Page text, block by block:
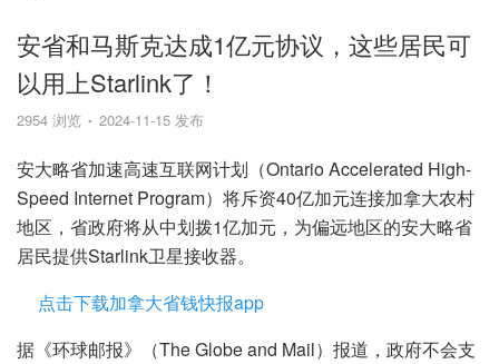
安省和马斯克达成1亿元协议，这些居民可
以用上Starlink了！
2954 浏览 2024-11-15 发布
安大略省加速高速互联网计划（Ontario Accelerated High-
Speed Internet Program）将斥资40亿加元连接加拿大农村
地区，省政府将从中划拨1亿加元，为偏远地区的安大略省
居民提供Starlink卫星接收器。
点击下载加拿大省钱快报app
据《环球邮报》（The Globe and Mail）报道，政府不会支